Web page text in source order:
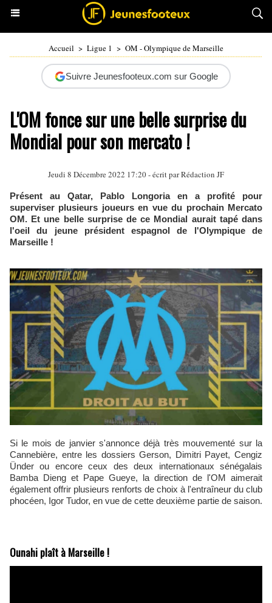
Accueil > Ligue 1 > OM - Olympique de Marseille
Suivre Jeunesfooteux.com sur Google
L'OM fonce sur une belle surprise du
Mondial pour son mercato !
Jeudi 8 Décembre 2022 17:20 - écrit par Rédaction JF
Présent au Qatar, Pablo Longoria en a profité pour
superviser plusieurs joueurs en vue du prochain Mercato
OM. Et une belle surprise de ce Mondial aurait tapé dans
l'oeil du jeune président espagnol de l'Olympique de
Marseille !
Si le mois de janvier s'annonce déjà très mouvementé sur la
Cannebière, entre les dossiers Gerson, Dimitri Payet, Cengiz
Ünder ou encore ceux des deux internationaux sénégalais
Bamba Dieng et Pape Gueye, la direction de l'OM aimerait
également offrir plusieurs renforts de choix à l'entraîneur du club
phocéen, Igor Tudor, en vue de cette deuxième partie de saison.
Ounahi plaît à Marseille !